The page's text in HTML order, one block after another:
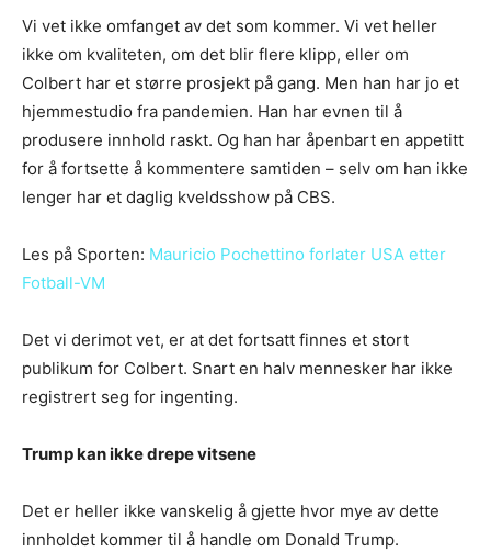
Vi vet ikke omfanget av det som kommer. Vi vet heller
ikke om kvaliteten, om det blir flere klipp, eller om
Colbert har et større prosjekt på gang. Men han har jo et
hjemmestudio fra pandemien. Han har evnen til å
produsere innhold raskt. Og han har åpenbart en appetitt
for å fortsette å kommentere samtiden – selv om han ikke
lenger har et daglig kveldsshow på CBS.
Les på Sporten: Mauricio Pochettino forlater USA etter
Fotball-VM
Det vi derimot vet, er at det fortsatt finnes et stort
publikum for Colbert. Snart en halv mennesker har ikke
registrert seg for ingenting.
Trump kan ikke drepe vitsene
Det er heller ikke vanskelig å gjette hvor mye av dette
innholdet kommer til å handle om Donald Trump.